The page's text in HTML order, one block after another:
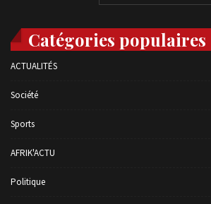
Catégories populaires
ACTUALITÉS
Société
Sports
AFRIK'ACTU
Politique